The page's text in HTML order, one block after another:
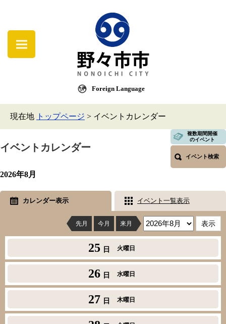
Foreign Language
現在地 トップページ > イベントカレンダー
イベントカレンダー
複数期間開催
のイベント
イベント検索
2026年8月
カレンダー表示 イベント一覧表示
先月 今月 来月
25 日 火曜日
26 日 水曜日
27 日 木曜日